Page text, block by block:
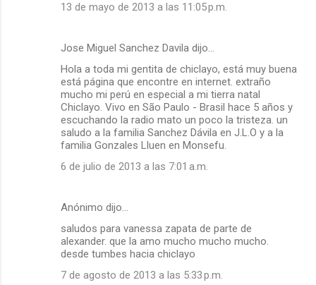
13 de mayo de 2013 a las 11:05 p.m.
Jose Miguel Sanchez Davila dijo…
Hola a toda mi gentita de chiclayo, está muy buena
está página que encontre en internet. extraño
mucho mi perú en especial a mi tierra natal
Chiclayo. Vivo en São Paulo - Brasil hace 5 años y
escuchando la radio mato un poco la tristeza. un
saludo a la familia Sanchez Dávila en J.L.O y a la
familia Gonzales Lluen en Monsefu.
6 de julio de 2013 a las 7:01 a.m.
Anónimo dijo…
saludos para vanessa zapata de parte de
alexander. que la amo mucho mucho mucho.
desde tumbes hacia chiclayo
7 de agosto de 2013 a las 5:33 p.m.